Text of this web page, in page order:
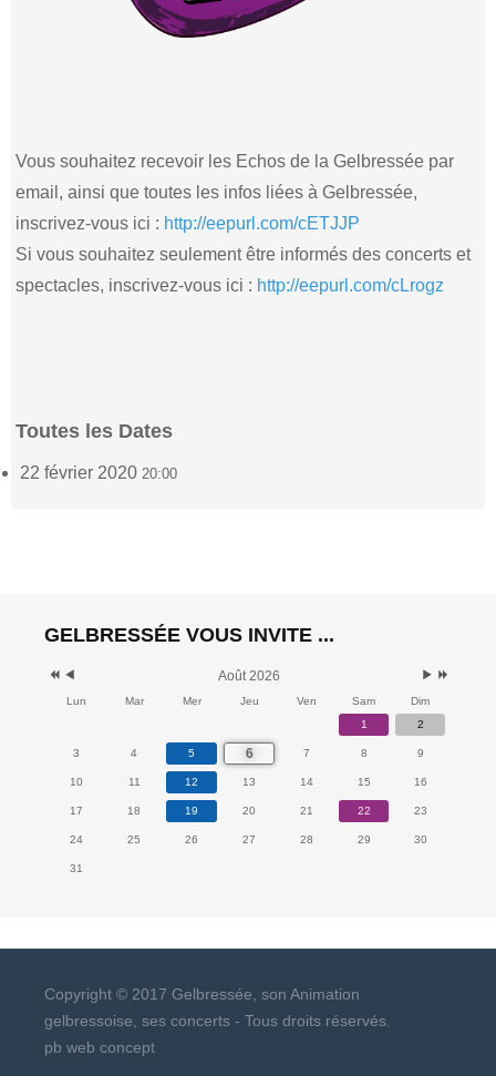
Vous souhaitez recevoir les Echos de la Gelbressée par
email, ainsi que toutes les infos liées à Gelbressée,
inscrivez-vous ici : http://eepurl.com/cETJJP
Si vous souhaitez seulement être informés des concerts et
spectacles, inscrivez-vous ici : http://eepurl.com/cLrogz
Toutes les Dates
22 février 2020 20:00
GELBRESSÉE VOUS INVITE ...
Août 2026
Lun Mar Mer Jeu Ven Sam
Dim
1
2
3 4 5 6 7 8 9
10 11 12 13 14 15 16
17 18 19 20 21 22 23
24 25 26 27 28 29 30
31
Copyright © 2017 Gelbressée, son Animation
gelbressoise, ses concerts - Tous droits réservés.
pb web concept